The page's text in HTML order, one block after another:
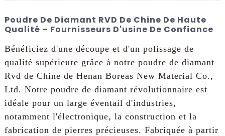
Poudre De Diamant RVD De Chine De Haute
Qualité – Fournisseurs D'usine De Confiance
Bénéficiez d'une découpe et d'un polissage de
qualité supérieure grâce à notre poudre de diamant
Rvd de Chine de Henan Boreas New Material Co.,
Ltd. Notre poudre de diamant révolutionnaire est
idéale pour un large éventail d'industries,
notamment l'électronique, la construction et la
fabrication de pierres précieuses. Fabriquée à partir